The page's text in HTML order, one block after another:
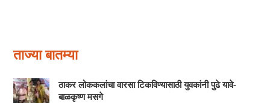
ताज्या बातम्या
ठाकर लोककलांचा वारसा टिकविण्यासाठी युवकांनी पुढे यावे-
बाळकृष्ण मसगे